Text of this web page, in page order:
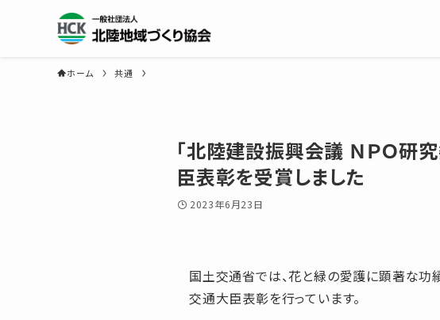
ホーム 共通
「北陸建設振興会議 ＮＰＯ研
臣表彰を受賞しました
2023年6月23日
国土交通省では、花と緑の愛護に顕著な功
交通大臣表彰を行っています。